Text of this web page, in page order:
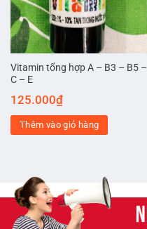
Vitamin tổng hợp A – B3 – B5 –
C – E
125.000₫
Thêm vào giỏ hàng